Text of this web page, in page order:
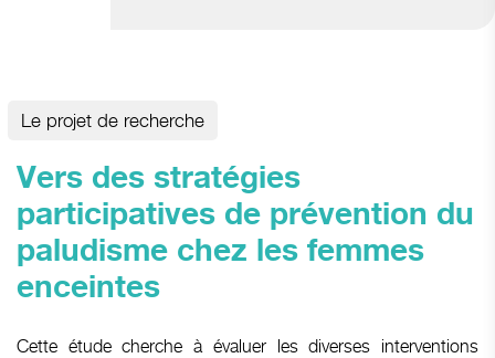
Le projet de recherche
Vers des stratégies
participatives de prévention du
paludisme chez les femmes
enceintes
Cette étude cherche à évaluer les diverses interventions